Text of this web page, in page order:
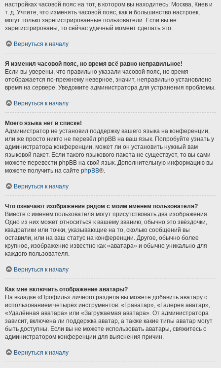
настройках часовой пояс на тот, в котором вы находитесь: Москва, Киев и
т. д. Учтите, что изменять часовой пояс, как и большинство настроек,
могут только зарегистрированные пользователи. Если вы не
зарегистрированы, то сейчас удачный момент сделать это.
Вернуться к началу
Я изменил часовой пояс, но время всё равно неправильное!
Если вы уверены, что правильно указали часовой пояс, но время
отображается по-прежнему неверное, значит, неправильно установлено
время на сервере. Уведомите администратора для устранения проблемы.
Вернуться к началу
Моего языка нет в списке!
Администратор не установил поддержку вашего языка на конференции,
или же просто никто не перевёл phpBB на ваш язык. Попробуйте узнать у
администратора конференции, может ли он установить нужный вам
языковой пакет. Если такого языкового пакета не существует, то вы сами
можете перевести phpBB на свой язык. Дополнительную информацию вы
можете получить на сайте phpBB®.
Вернуться к началу
Что означают изображения рядом с моим именем пользователя?
Вместе с именем пользователя могут присутствовать два изображения.
Одно из них может относиться к вашему званию, обычно это звёздочки,
квадратики или точки, указывающие на то, сколько сообщений вы
оставили, или на ваш статус на конференции. Другое, обычно более
крупное, изображение известно как «аватара» и обычно уникально для
каждого пользователя.
Вернуться к началу
Как мне включить отображение аватары?
На вкладке «Профиль» личного раздела вы можете добавить аватару с
использованием четырёх инструментов: «Граватар», «Галерея аватар»,
«Удалённая аватара» или «Загружаемая аватара». От администратора
зависит, включена ли поддержка аватар, а также какие типы аватар могут
быть доступны. Если вы не можете использовать аватары, свяжитесь с
администратором конференции для выяснения причин.
Вернуться к началу